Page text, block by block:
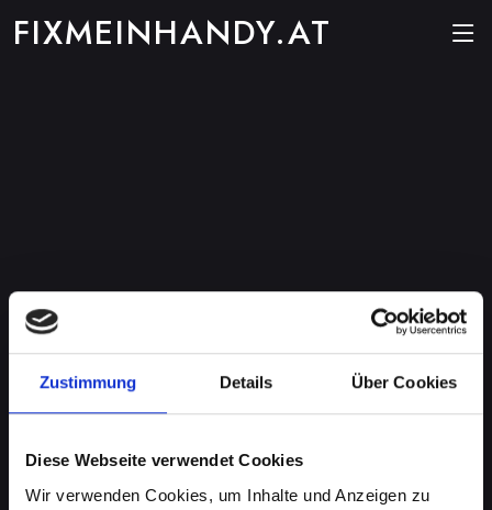
Zustimmung Details Über Cookies
Diese Webseite verwendet Cookies
Wir verwenden Cookies, um Inhalte und Anzeigen zu
FIXMEINHANDY.AT